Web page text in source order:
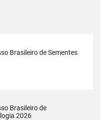
Brasileiro de Sementes
Brasileiro de
2026